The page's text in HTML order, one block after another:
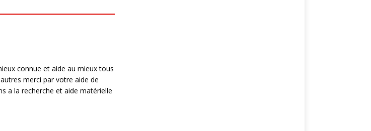
connue et aide au mieux tous
merci par votre aide de
a la recherche et aide matérielle